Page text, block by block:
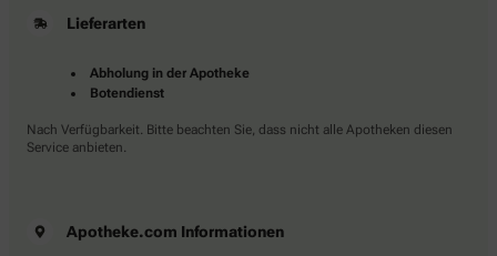
Lieferarten
Abholung in der Apotheke
Botendienst
Nach Verfügbarkeit. Bitte beachten Sie, dass nicht alle Apotheken diesen
Service anbieten.
Apotheke.com Informationen